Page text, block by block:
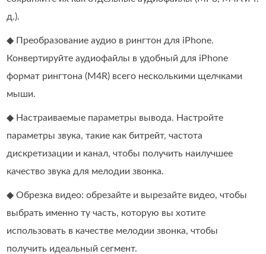
д.).
◆ Преобразование аудио в рингтон для iPhone.
Конвертируйте аудиофайлы в удобный для iPhone
формат рингтона (M4R) всего несколькими щелчками
мыши.
◆ Настраиваемые параметры вывода. Настройте
параметры звука, такие как битрейт, частота
дискретизации и канал, чтобы получить наилучшее
качество звука для мелодии звонка.
◆ Обрезка видео: обрезайте и вырезайте видео, чтобы
выбрать именно ту часть, которую вы хотите
использовать в качестве мелодии звонка, чтобы
получить идеальный сегмент.